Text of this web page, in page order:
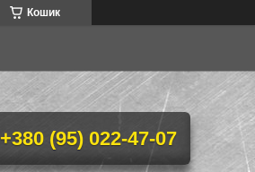
Кошик
+380 (95) 022-47-07